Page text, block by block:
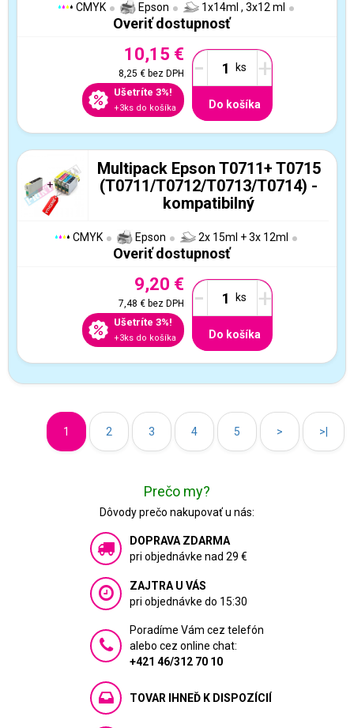
CMYK Epson 1x14ml , 3x12 ml
Overiť dostupnosť
10,15 €
8,25 €bez DPH
Ušetríte 3%!
+3ks do košíka
- +
Do košíka
Multipack Epson T0711+ T0715
(T0711/T0712/T0713/T0714) -
kompatibilný
CMYK Epson 2x 15ml + 3x 12ml
Overiť dostupnosť
9,20 €
7,48 €bez DPH
Ušetríte 3%!
+3ks do košíka
- +
Do košíka
1 2 3 4 5 > >|
Prečo my?
Dôvody prečo nakupovať u nás:
DOPRAVA ZDARMA
pri objednávke nad 29 €
ZAJTRA U VÁS
pri objednávke do 15:30
Poradíme Vám cez telefón
alebo cez online chat:
+421 46/312 70 10
TOVAR IHNEĎ K DISPOZÍCIÍ